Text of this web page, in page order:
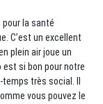
pour la santé
C’est un excellent
plein air joue un
est si bon pour notre
très social. Il
vous pouvez le